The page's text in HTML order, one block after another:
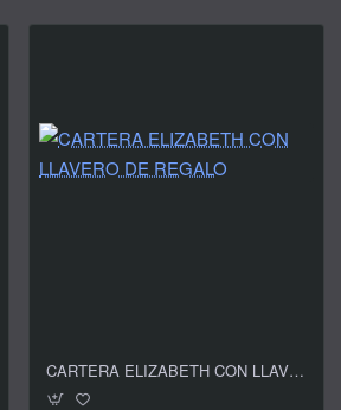
CARTERA ELIZABETH CON LLAVERO DE REGALO